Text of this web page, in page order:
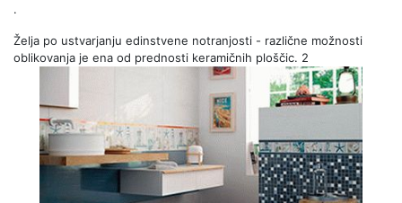
.
Želja po ustvarjanju edinstvene notranjosti - različne možnosti
oblikovanja je ena od prednosti keramičnih ploščic. 2